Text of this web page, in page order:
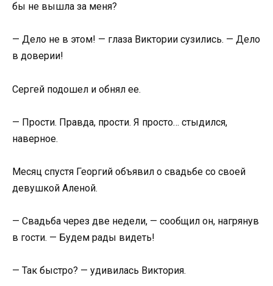
бы не вышла за меня?
— Дело не в этом! — глаза Виктории сузились. — Дело
в доверии!
Сергей подошел и обнял ее.
— Прости. Правда, прости. Я просто… стыдился,
наверное.
Месяц спустя Георгий объявил о свадьбе со своей
девушкой Аленой.
— Свадьба через две недели, — сообщил он, нагрянув
в гости. — Будем рады видеть!
— Так быстро? — удивилась Виктория.